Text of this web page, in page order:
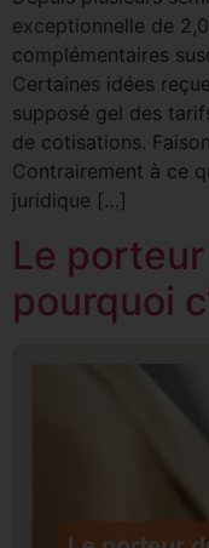
exceptionnelle de
complémentaires
Certaines idées
supposé gel des
de cotisations.
Contrairement à ce
juridique […]
Le
pourquoi